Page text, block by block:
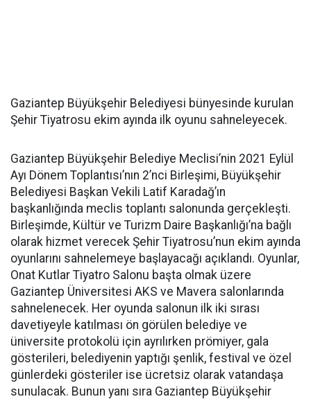
Gaziantep Büyükşehir Belediyesi bünyesinde kurulan
Şehir Tiyatrosu ekim ayında ilk oyunu sahneleyecek.
Gaziantep Büyükşehir Belediye Meclisi’nin 2021 Eylül
Ayı Dönem Toplantısı’nın 2’nci Birleşimi, Büyükşehir
Belediyesi Başkan Vekili Latif Karadağ’ın
başkanlığında meclis toplantı salonunda gerçekleşti.
Birleşimde, Kültür ve Turizm Daire Başkanlığı’na bağlı
olarak hizmet verecek Şehir Tiyatrosu’nun ekim ayında
oyunlarını sahnelemeye başlayacağı açıklandı. Oyunlar,
Onat Kutlar Tiyatro Salonu başta olmak üzere
Gaziantep Üniversitesi AKS ve Mavera salonlarında
sahnelenecek. Her oyunda salonun ilk iki sırası
davetiyeyle katılması ön görülen belediye ve
üniversite protokolü için ayrılırken prömiyer, gala
gösterileri, belediyenin yaptığı şenlik, festival ve özel
günlerdeki gösteriler ise ücretsiz olarak vatandaşa
sunulacak. Bunun yanı sıra Gaziantep Büyükşehir